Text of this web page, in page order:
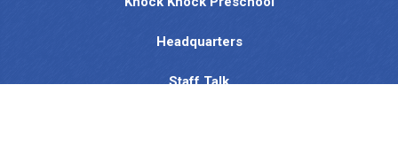
Headquarters
Staff Talk